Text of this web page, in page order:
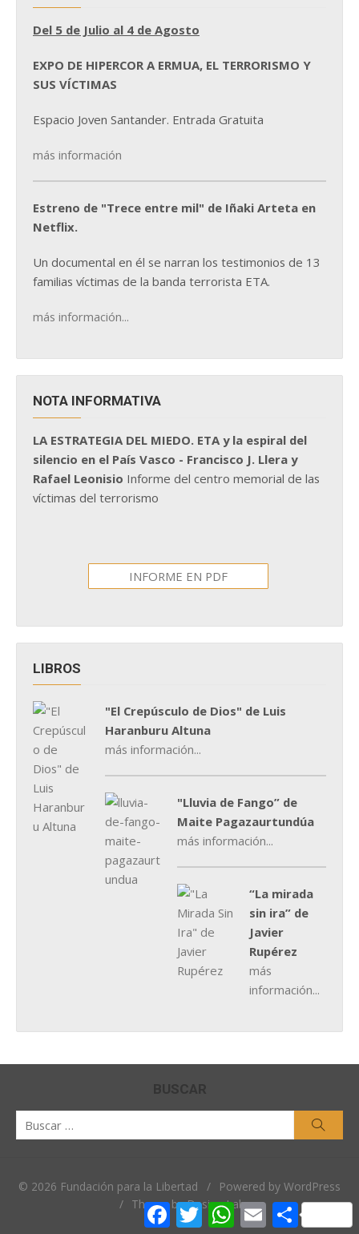
Del 5 de Julio al 4 de Agosto
EXPO DE HIPERCOR A ERMUA, EL TERRORISMO Y
SUS VÍCTIMAS
Espacio Joven Santander. Entrada Gratuita
más información
Estreno de "Trece entre mil" de Iñaki Arteta en
Netflix.
Un documental en él se narran los testimonios de 13
familias víctimas de la banda terrorista ETA.
más información...
NOTA INFORMATIVA
LA ESTRATEGIA DEL MIEDO. ETA y la espiral del
silencio en el País Vasco - Francisco J. Llera y
Rafael Leonisio Informe del centro memorial de las
víctimas del terrorismo
INFORME EN PDF
LIBROS
"El Crepúsculo de Dios" de Luis
Haranburu Altuna
más información...
"Lluvia de Fango” de
Maite Pagazaurtundúa
más información...
“La mirada
sin ira” de
Javier
Rupérez
más
información...
BUSCAR
© 2026 Fundación para la Libertad /
Powered by WordPress
/ Theme by Design Lab
Facebook
TwitterWhatsApp
EmailCompartir